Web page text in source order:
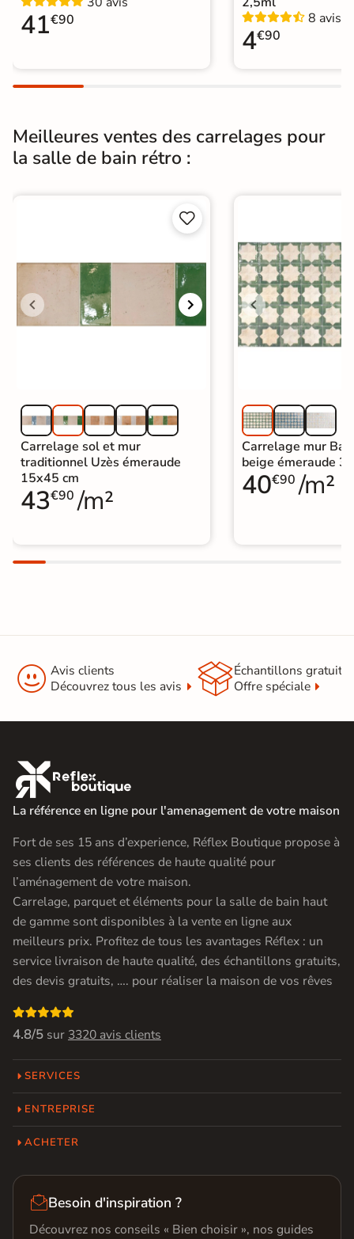
Carrelage salle de bain vintage
Carrelage Vert
41€90
8 avis
4€90
Meilleures ventes des carrelages pour
la salle de bain rétro :


Carrelage sol et mur
traditionnel Uzès émeraude
15x45 cm
43€90 /m²
Carrelage mur
beige émeraude
40€90 /m²
 Avis clients
Découvrez tous les avis
Échantillons gratuit
Offre spéciale

La référence en ligne pour l'amenagement de votre maison
Fort de ses 15 ans d’experience, Réflex Boutique propose à
ses clients des références de haute qualité pour
l’aménagement de votre maison.
Carrelage, parquet et éléments pour la salle de bain haut
de gamme sont disponibles à la vente en ligne aux
meilleurs prix. Profitez de tous les avantages Réflex : un
service livraison de haute qualité, des échantillons gratuits,
des devis gratuits, …. pour réaliser la maison de vos rêves

4.8/5 sur 3320 avis clients
SERVICES
ENTREPRISE
ACHETER
Besoin d'inspiration ?
Découvrez nos conseils « Bien choisir », nos guides